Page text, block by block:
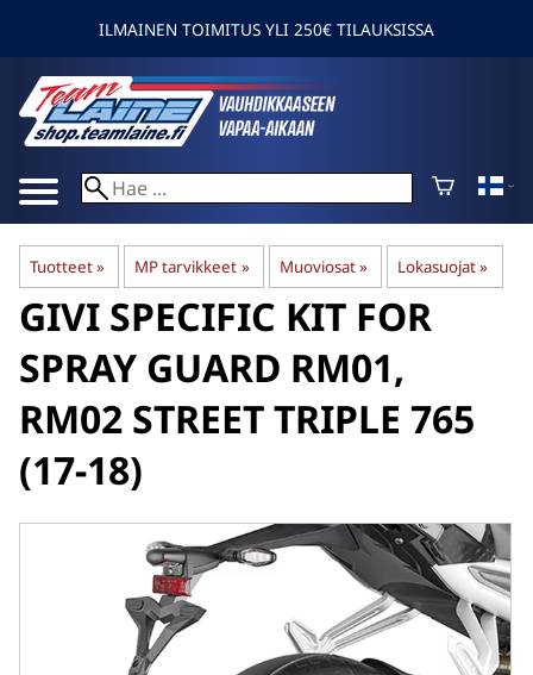
ILMAINEN TOIMITUS YLI 250€ TILAUKSISSA
Tuotteet‪» MP tarvikkeet ‪» Muoviosat‪» Lokasuojat‪»
GIVI SPECIFIC KIT FOR
SPRAY GUARD RM01,
RM02 STREET TRIPLE 765
(17-18)